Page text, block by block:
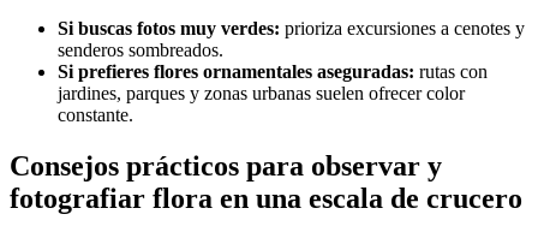
Si buscas fotos muy verdes: prioriza excursiones a cenotes y
senderos sombreados.
Si prefieres flores ornamentales aseguradas: rutas con
jardines, parques y zonas urbanas suelen ofrecer color
constante.
Consejos prácticos para observar y
fotografiar flora en una escala de crucero